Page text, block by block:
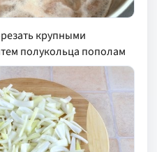
крупными
полукольца пополам